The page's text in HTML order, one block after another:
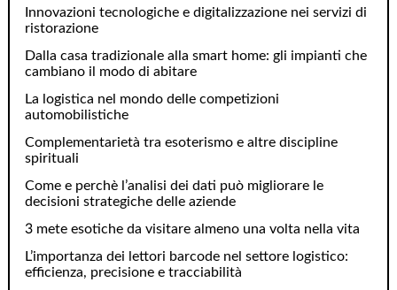
Innovazioni tecnologiche e digitalizzazione nei servizi di
ristorazione
Dalla casa tradizionale alla smart home: gli impianti che
cambiano il modo di abitare
La logistica nel mondo delle competizioni
automobilistiche
Complementarietà tra esoterismo e altre discipline
spirituali
Come e perchè l’analisi dei dati può migliorare le
decisioni strategiche delle aziende
3 mete esotiche da visitare almeno una volta nella vita
L’importanza dei lettori barcode nel settore logistico:
efficienza, precisione e tracciabilità